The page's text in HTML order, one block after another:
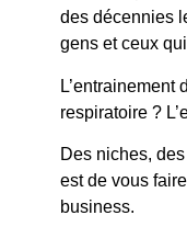
des décennies
gens et ceux
L’entrainement
respiratoire ?
Des niches,
est de vous
business.